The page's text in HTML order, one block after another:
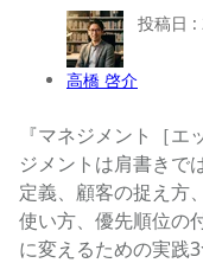
高橋 啓介
投稿日 :
『マネジメント［
ジメントは肩書き
定義、顧客の捉え方
使い方、優先順位の
に変えるための実践